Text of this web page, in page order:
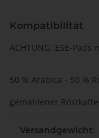
Kompatibilität
ACHTUNG: ESE-
50 % Arabica - 50 %
gemahlener
Produkteigenschaft
Wert
Versandgewicht: